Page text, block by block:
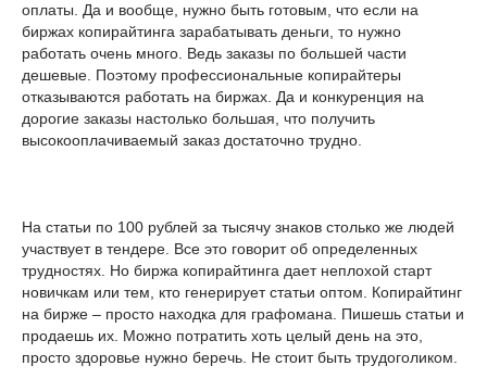
оплаты. Да и вообще, нужно быть готовым, что если на
биржах копирайтинга зарабатывать деньги, то нужно
работать очень много. Ведь заказы по большей части
дешевые. Поэтому профессиональные копирайтеры
отказываются работать на биржах. Да и конкуренция на
дорогие заказы настолько большая, что получить
высокооплачиваемый заказ достаточно трудно.
На статьи по 100 рублей за тысячу знаков столько же людей
участвует в тендере. Все это говорит об определенных
трудностях. Но биржа копирайтинга дает неплохой старт
новичкам или тем, кто генерирует статьи оптом. Копирайтинг
на бирже – просто находка для графомана. Пишешь статьи и
продаешь их. Можно потратить хоть целый день на это,
просто здоровье нужно беречь. Не стоит быть трудоголиком.